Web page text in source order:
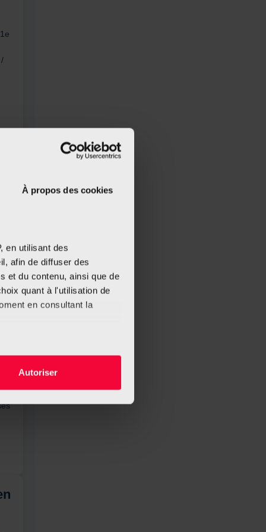
À propos des cookies
en utilisant des
afin de diffuser des
et du contenu, ainsi que de
quant à l'utilisation de
en consultant la
(empreintes
vous à la
sur les cookies.
relatives aux médias
Autoriser